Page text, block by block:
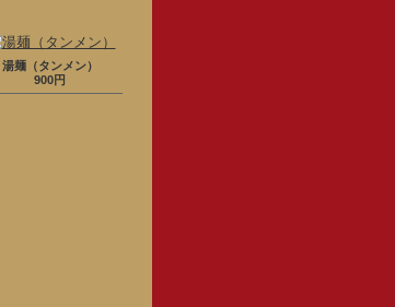
湯麺（タンメン）
900円